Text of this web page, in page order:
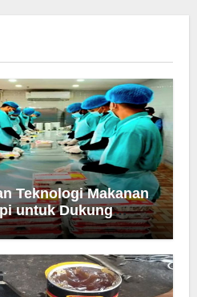
Teknologi Makanan
untuk Dukung